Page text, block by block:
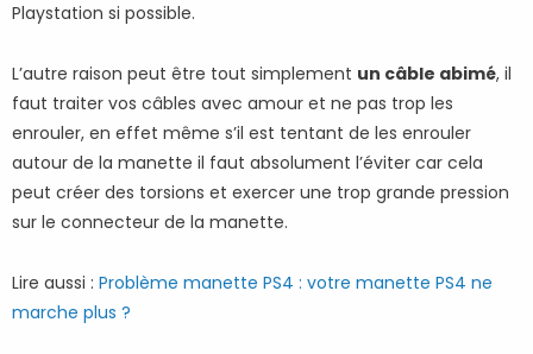
Playstation si possible.
L’autre raison peut être tout simplement un câble abimé, il
faut traiter vos câbles avec amour et ne pas trop les
enrouler, en effet même s’il est tentant de les enrouler
autour de la manette il faut absolument l’éviter car cela
peut créer des torsions et exercer une trop grande pression
sur le connecteur de la manette.
Lire aussi : Problème manette PS4 : votre manette PS4 ne
marche plus ?